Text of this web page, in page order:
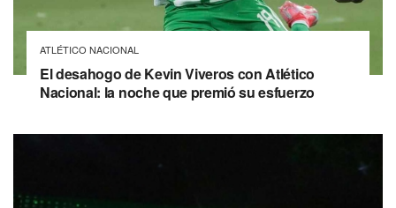
ATLÉTICO NACIONAL
El desahogo de Kevin Viveros con Atlético
Nacional: la noche que premió su esfuerzo